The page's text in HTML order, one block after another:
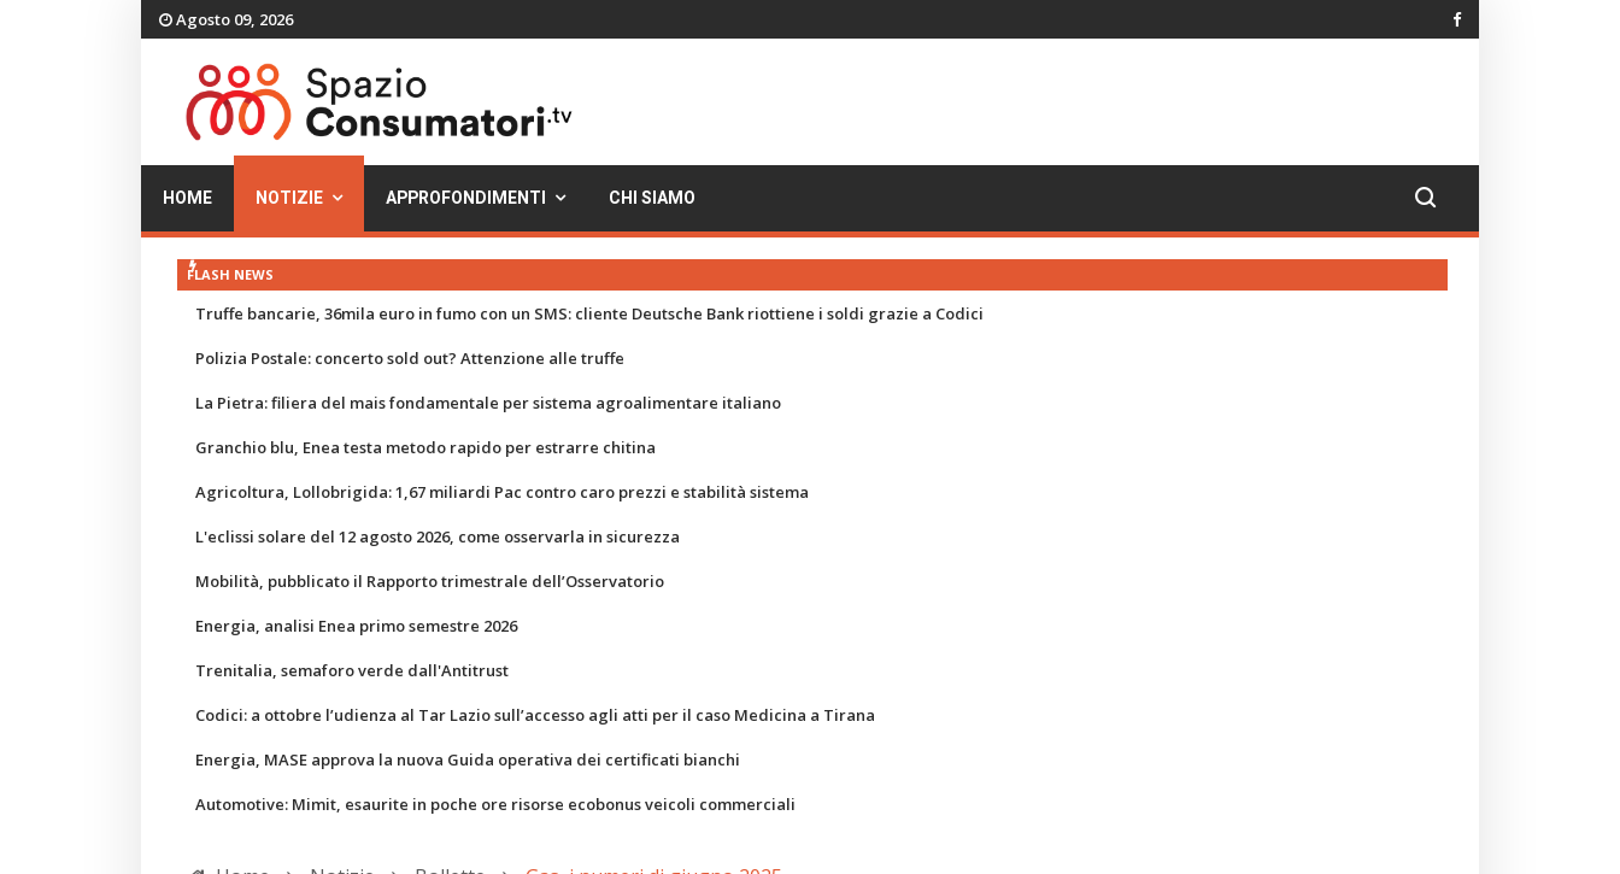
Agosto 09, 2026
HOME NOTIZIE APPROFONDIMENTI CHI SIAMO
FLASH NEWS
Truffe bancarie, 36mila euro in fumo con un SMS: cliente Deutsche Bank riottiene i soldi grazie a Codici
Polizia Postale: concerto sold out? Attenzione alle truffe
La Pietra: filiera del mais fondamentale per sistema agroalimentare italiano
Granchio blu, Enea testa metodo rapido per estrarre chitina
Agricoltura, Lollobrigida: 1,67 miliardi Pac contro caro prezzi e stabilità sistema
L'eclissi solare del 12 agosto 2026, come osservarla in sicurezza
Mobilità, pubblicato il Rapporto trimestrale dell’Osservatorio
Energia, analisi Enea primo semestre 2026
Trenitalia, semaforo verde dall'Antitrust
Codici: a ottobre l’udienza al Tar Lazio sull’accesso agli atti per il caso Medicina a Tirana
Energia, MASE approva la nuova Guida operativa dei certificati bianchi
Automotive: Mimit, esaurite in poche ore risorse ecobonus veicoli commerciali